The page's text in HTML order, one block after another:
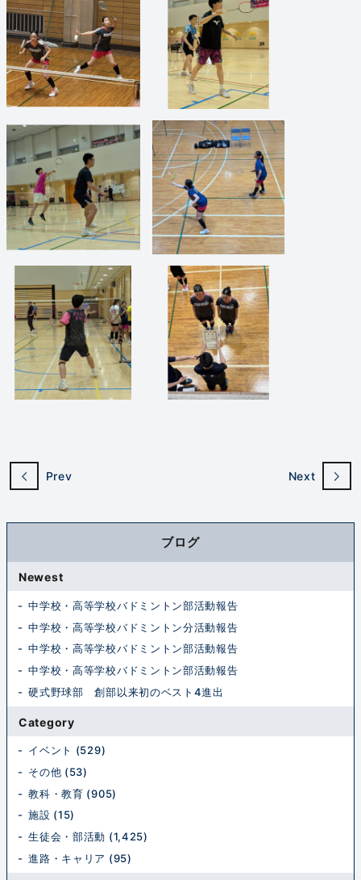
Prev Next
ブログ
Newest
中学校・高等学校バドミントン部活動報告
中学校・高等学校バドミントン分活動報告
中学校・高等学校バドミントン部活動報告
中学校・高等学校バドミントン部活動報告
硬式野球部 創部以来初のベスト4進出
Category
イベント (529)
その他 (53)
教科・教育 (905)
施設 (15)
生徒会・部活動 (1,425)
進路・キャリア (95)